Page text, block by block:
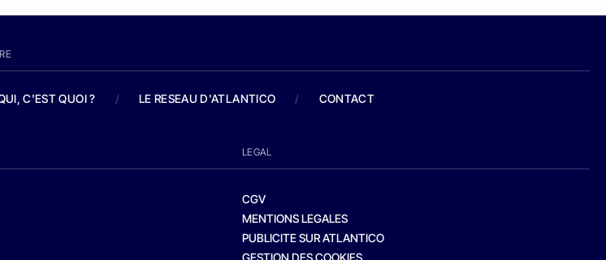
C'EST QUOI ? / LE RESEAU D'ATLANTICO / CONTACT
LEGAL
CGV
MENTIONS LEGALES
PUBLICITE SUR ATLANTICO
GESTION DES COOKIES